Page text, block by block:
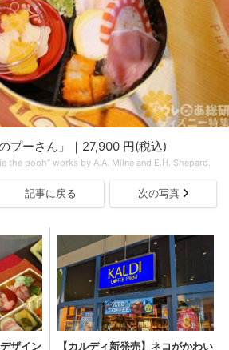
プーさん」｜27,900 円(税込)
the pooh” works by A.A. Milne and E.H. Shepard.
記事に戻る 次の写真